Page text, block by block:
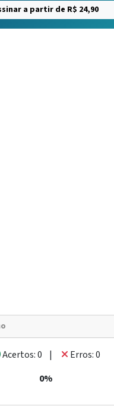
a partir de R$ 24,90
Acertos: 0 |
Erros: 0
0%